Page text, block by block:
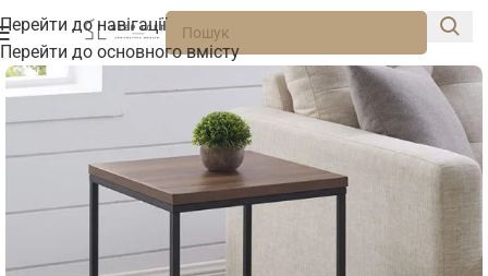
Перейти до навігації
Перейти до основного вмісту